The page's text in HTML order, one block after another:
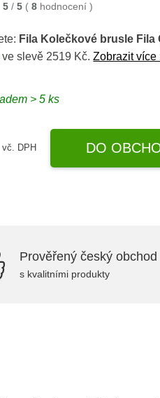
5 / 5 ( 8 hodnocení)
Fila Kolečkové brusle Fila
ve slevě 2519 Kč.Zobrazit více
> 5 ks
vč. DPH DO
Prověřený český obchod
s kvalitními produkty